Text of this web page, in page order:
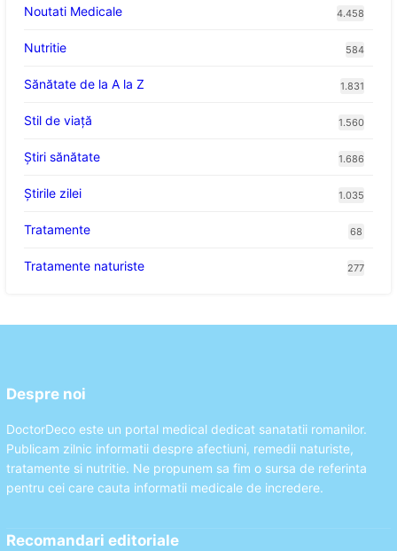
Noutati Medicale 4.458
Nutritie 584
Sănătate de la A la Z 1.831
Stil de viaţă 1.560
Ştiri sănătate 1.686
Știrile zilei 1.035
Tratamente 68
Tratamente naturiste 277
Despre noi
DoctorDeco este un portal medical dedicat sanatatii romanilor.
Publicam zilnic informatii despre afectiuni, remedii naturiste,
tratamente si nutritie. Ne propunem sa fim o sursa de referinta
pentru cei care cauta informatii medicale de incredere.
Recomandari editoriale